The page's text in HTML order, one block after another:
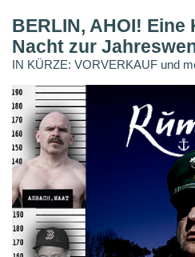
BERLIN, AHOI! Eine
Nacht zur
IN KÜRZE: VORVERKAUF und